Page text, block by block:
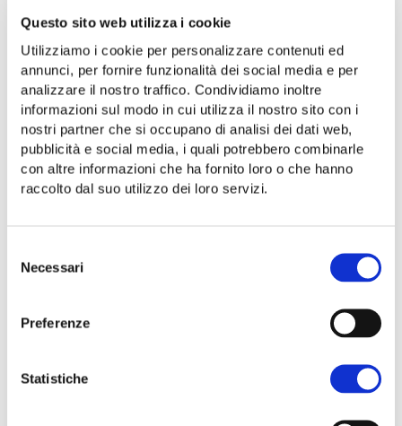
Questo sito web utilizza i cookie
Utilizziamo i cookie per personalizzare contenuti ed
annunci, per fornire funzionalità dei social media e per
analizzare il nostro traffico. Condividiamo inoltre
informazioni sul modo in cui utilizza il nostro sito con i
nostri partner che si occupano di analisi dei dati web,
pubblicità e social media, i quali potrebbero combinarle
con altre informazioni che ha fornito loro o che hanno
raccolto dal suo utilizzo dei loro servizi.
delNecessari
Preferenze
Statistiche
DESCRIZIONE
OLIO EXTRA VERGINE DI
OLIVA “IL NOVELLO” –
COOPERATIVA NUOVO
CILENTO
OLIO “NUOVO” – BOTTIGLIA 250 ML
L’Olio nuovo è sostanzialmente il primo olio
delle prime olive del nuovo raccolto, appena
franto, non filtrato e non decantato, e subito
imbottigliato. è prodotto allo stesso modo del